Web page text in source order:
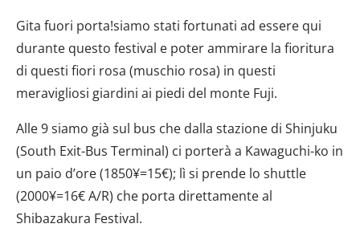
Gita fuori porta!siamo stati fortunati ad essere qui
durante questo festival e poter ammirare la fioritura
di questi fiori rosa (muschio rosa) in questi
meravigliosi giardini ai piedi del monte Fuji.
Alle 9 siamo già sul bus che dalla stazione di Shinjuku
(South Exit-Bus Terminal) ci porterà a Kawaguchi-ko in
un paio d’ore (1850¥=15€); lì si prende lo shuttle
(2000¥=16€ A/R) che porta direttamente al
Shibazakura Festival.